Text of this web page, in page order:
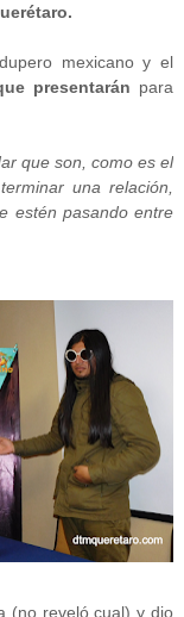
mexicano y el
presentarán para
que son, como es el
una relación,
estén pasando entre
(no reveló cual) y dio